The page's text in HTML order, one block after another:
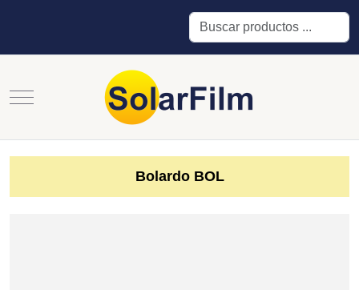
Buscar
Mobile Menu Toggle
Bolardo BOL